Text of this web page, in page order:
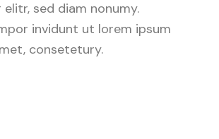
sed diam nonumy.
invidunt ut lorem ipsum
consetetury.